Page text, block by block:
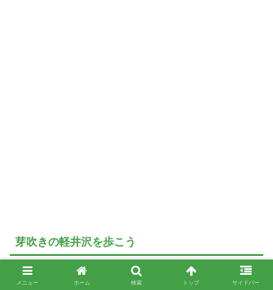
芽吹きの軽井沢を歩こう
メニュー ホーム 検索 トップ サイドバー